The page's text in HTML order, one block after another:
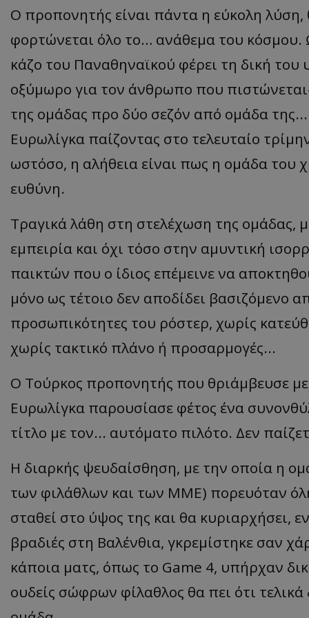
Ο προπονητής είναι πάντα η εύκολη λύση,
φορτώνεται όλο το… ανάθεμα του κόσμου.
κάζο του Παναθηναϊκού φέρει τη δική του
οξύμωρο για τον άνθρωπο που
της ομάδας προ δύο σεζόν από ομάδα
Ευρωλίγκα παίζοντας στο τελευταίο
ωστόσο, η αλήθεια είναι πως η ομάδα του
ευθύνη.
Τραγικά λάθη στη στελέχωση της ομάδας,
εμπειρία και όχι τόσο στην αμυντική
παικτών που ο ίδιος επέμεινε να
μόνο ως τέτοιο δεν αποδίδει βασιζόμενο
προσωπικότητες του ρόστερ, χωρίς
χωρίς τακτικό πλάνο ή προσαρμογές...
Ο Τούρκος προπονητής που θριάμβευσε με
Ευρωλίγκα παρουσίασε φέτος ένα
τίτλο με τον... αυτόματο πιλότο. Δεν
Η διαρκής ψευδαίσθηση, με την οποία η
των φιλάθλων και των ΜΜΕ) πορευόταν
σταθεί στο ύψος της και θα κυριαρχήσει,
βραδιές στη Βαλένθια, γκρεμίστηκε σαν
κάποια ματς, όπως το Game 4, υπήρχαν
ουδείς σώφρων φίλαθλος θα πει ότι